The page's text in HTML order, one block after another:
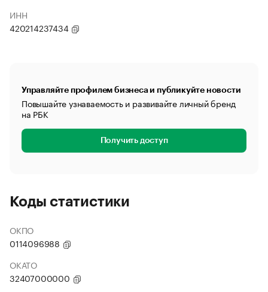
ИНН
420214237434
Управляйте профилем бизнеса и публикуйте новости
Повышайте узнаваемость и развивайте личный бренд
на РБК
Получить доступ
Коды статистики
ОКПО
0114096988
ОКАТО
32407000000